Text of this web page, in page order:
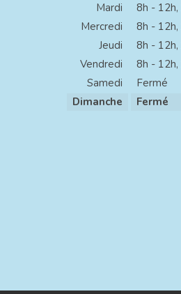
Mardi
8h - 12h,
Mercredi
8h - 12h,
Jeudi
8h - 12h,
Vendredi
8h - 12h,
Samedi
Fermé
Dimanche
Fermé